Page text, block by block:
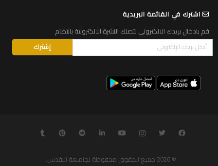
اشترك في القائمة البريدية
قم بادخال بريدك الالكتروني لتصلك النشرة الالكترونية بانتظام
© 2026 جميع الحقوق محفوظة لجامـعة الـقدس.